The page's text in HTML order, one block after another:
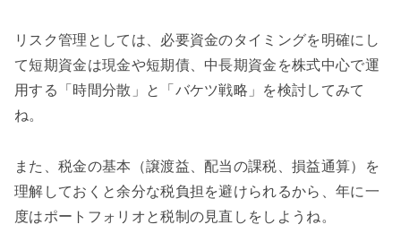
リスク管理としては、必要資金のタイミングを明確にし
て短期資金は現金や短期債、中長期資金を株式中心で運
用する「時間分散」と「バケツ戦略」を検討してみて
ね。
また、税金の基本（譲渡益、配当の課税、損益通算）を
理解しておくと余分な税負担を避けられるから、年に一
度はポートフォリオと税制の見直しをしようね。